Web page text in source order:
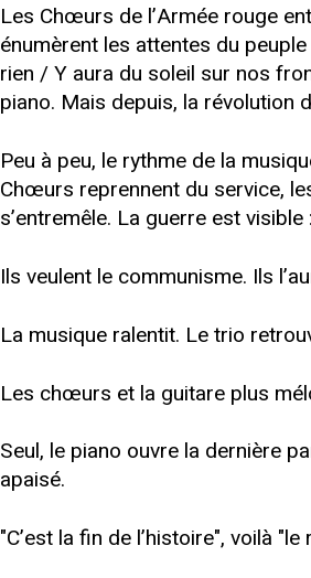
Les Chœurs de l’Armée rouge
énumèrent les attentes du
rien / Y aura du soleil sur nos
piano. Mais depuis, la révolution
Peu à peu, le rythme de la
Chœurs reprennent du service,
s’entremêle. La guerre est
Ils veulent le communisme. Ils
La musique ralentit. Le trio
Les chœurs et la guitare plus
Seul, le piano ouvre la dernière
apaisé.
"C’est la fin de l’histoire", voilà